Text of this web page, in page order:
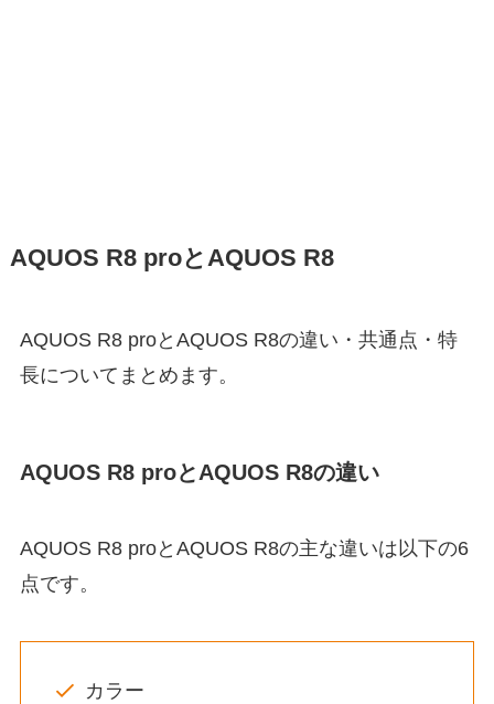
AQUOS R8 proとAQUOS R8
AQUOS R8 proとAQUOS R8の違い・共通点・特
長についてまとめます。
AQUOS R8 proとAQUOS R8の違い
AQUOS R8 proとAQUOS R8の主な違いは以下の6
点です。
カラー